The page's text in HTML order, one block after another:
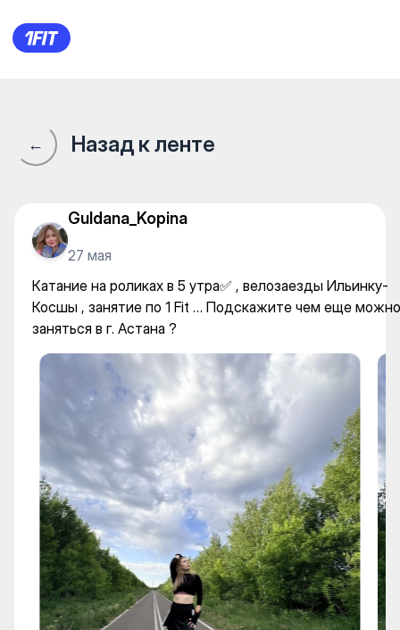
Катание на роликах в 5
← Назад к ленте
Guldana_Kopina
27 мая
Катание на роликах в 5 утра✅ , велозаезды Ильинку-
Косшы , занятие по 1 Fit … Подскажите чем еще можно
заняться в г. Астана ?